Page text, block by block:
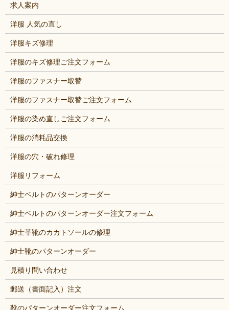
求人案内
洋服 人気の直し
洋服キズ修理
洋服のキズ修理ご注文フォーム
洋服のファスナー取替
洋服のファスナー取替ご注文フォーム
洋服の染め直しご注文フォーム
洋服の消耗品交換
洋服の穴・破れ修理
洋服リフォーム
紳士ベルトのパターンオーダー
紳士ベルトのパターンオーダー注文フォーム
紳士革靴のカカトソールの修理
紳士靴のパターンオーダー
見積り問い合わせ
郵送（書面記入）注文
靴のパターンオーダー注文フォーム